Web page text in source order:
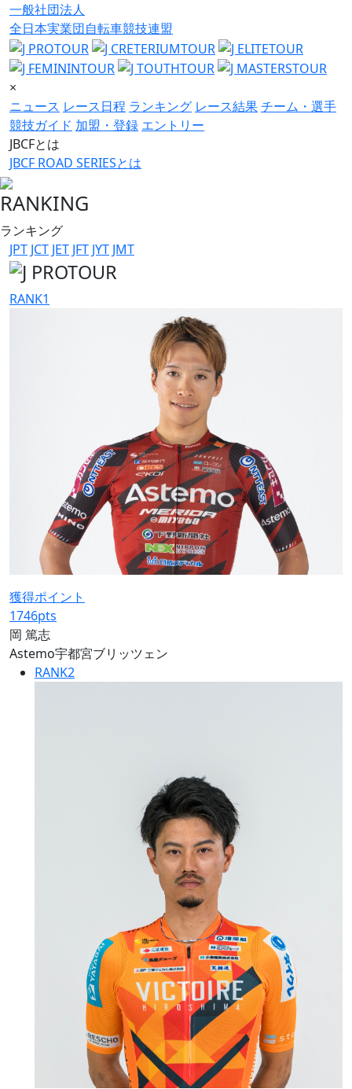
一般社団法人
全日本実業団自転車競技連盟
×
ニュース レース日程 ランキング レース結果チーム・選手
競技ガイド 加盟・登録 エントリー
JBCFとは
JBCF ROAD SERIESとは
RANKING
ランキング
JPT JCT JET JFT JYT JMT
RANK1
獲得ポイント
1746pts
岡 篤志
Astemo宇都宮ブリッツェン
RANK2